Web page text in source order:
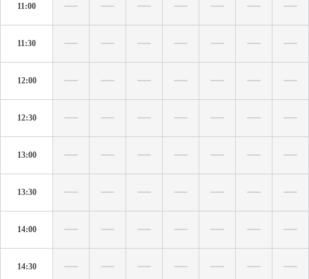
11:00
11:30
12:00
12:30
13:00
13:30
14:00
14:30